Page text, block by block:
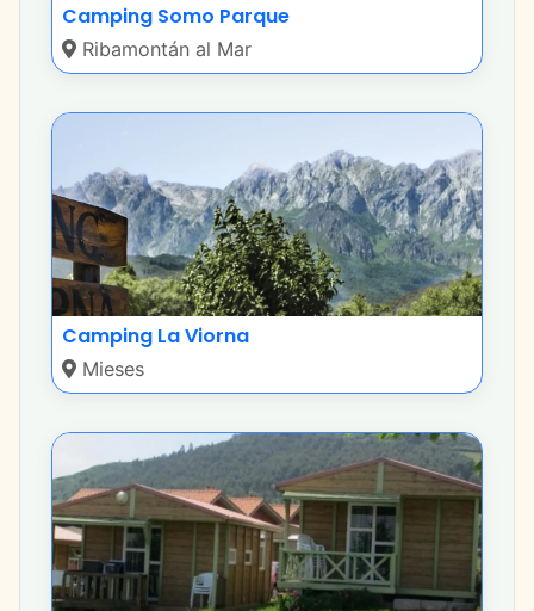
Camping Somo Parque
Ribamontán al Mar
Camping La Viorna
Mieses